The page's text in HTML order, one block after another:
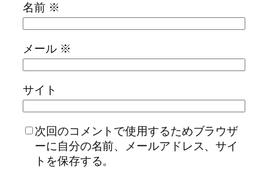
名前 ※
メール ※
サイト
次回のコメントで使用するためブラウザ
ーに自分の名前、メールアドレス、サイ
トを保存する。